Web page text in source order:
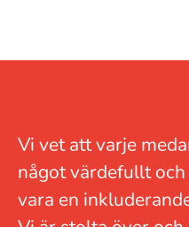
Vi vet att varje
något värdefullt
vara en